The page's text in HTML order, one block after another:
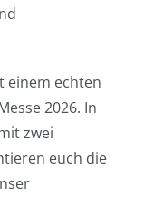
einem echten
2026. In
zwei
euch die